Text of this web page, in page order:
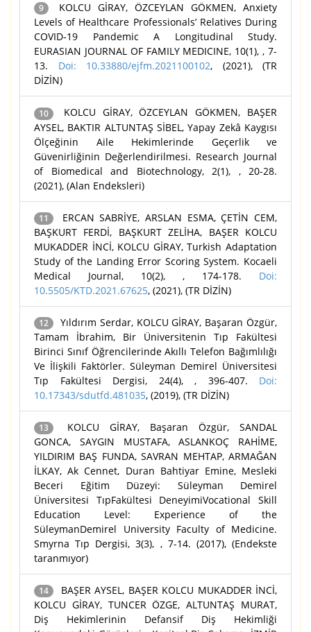
9
KOLCU GİRAY, ÖZCEYLAN GÖKMEN, Anxiety
Levels of Healthcare Professionals’ Relatives During
COVID-19 Pandemic A Longitudinal Study.
EURASIAN JOURNAL OF FAMILY MEDICINE, 10(1), , 7-
13. Doi: 10.33880/ejfm.2021100102, (2021), (TR
DİZİN)
10
KOLCU GİRAY, ÖZCEYLAN GÖKMEN, BAŞER
AYSEL, BAKTIR ALTUNTAŞ SİBEL, Yapay Zekâ Kaygısı
Ölçeğinin Aile Hekimlerinde Geçerlik ve
Güvenirliğinin Değerlendirilmesi. Research Journal
of Biomedical and Biotechnology, 2(1), , 20-28.
(2021), (Alan Endeksleri)
11
ERCAN SABRİYE, ARSLAN ESMA, ÇETİN CEM,
BAŞKURT FERDİ, BAŞKURT ZELİHA, BAŞER KOLCU
MUKADDER İNCİ, KOLCU GİRAY, Turkish Adaptation
Study of the Landing Error Scoring System. Kocaeli
Medical Journal, 10(2), , 174-178. Doi:
10.5505/KTD.2021.67625, (2021), (TR DİZİN)
12
Yıldırım Serdar, KOLCU GİRAY, Başaran Özgür,
Tamam İbrahim, Bir Üniversitenin Tıp Fakültesi
Birinci Sınıf Öğrencilerinde Akıllı Telefon Bağımlılığı
Ve İlişkili Faktörler. Süleyman Demirel Üniversitesi
Tıp Fakültesi Dergisi, 24(4), , 396-407. Doi:
10.17343/sdutfd.481035, (2019), (TR DİZİN)
13
KOLCU GİRAY, Başaran Özgür, SANDAL
GONCA, SAYGIN MUSTAFA, ASLANKOÇ RAHİME,
YILDIRIM BAŞ FUNDA, SAVRAN MEHTAP, ARMAĞAN
İLKAY, Ak Cennet, Duran Bahtiyar Emine, Mesleki
Beceri Eğitim Düzeyi: Süleyman Demirel
Üniversitesi TıpFakültesi DeneyimiVocational Skill
Education Level: Experience of the
SüleymanDemirel University Faculty of Medicine.
Smyrna Tıp Dergisi, 3(3), , 7-14. (2017), (Endekste
taranmıyor)
14
BAŞER AYSEL, BAŞER KOLCU MUKADDER İNCİ,
KOLCU GİRAY, TUNCER ÖZGE, ALTUNTAŞ MURAT,
Diş Hekimlerinin Defansif Diş Hekimliği